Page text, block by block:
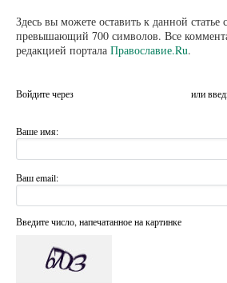
Здесь вы можете оставить к данной
превышающий 700 символов. Все
редакцией портала Православие.Ru.
Войдите через или
Ваше имя:
Ваш email:
Введите число, напечатанное на картинке